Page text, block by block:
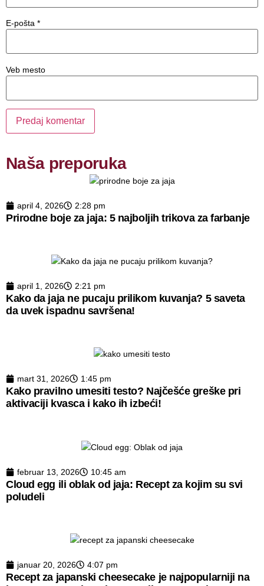
E-pošta *
Veb mesto
Naša preporuka
april 4, 2026 2:28 pm
Prirodne boje za jaja: 5 najboljih trikova za farbanje
april 1, 2026 2:21 pm
Kako da jaja ne pucaju prilikom kuvanja? 5 saveta
da uvek ispadnu savršena!
mart 31, 2026 1:45 pm
Kako pravilno umesiti testo? Najčešće greške pri
aktivaciji kvasca i kako ih izbeći!
februar 13, 2026 10:45 am
Cloud egg ili oblak od jaja: Recept za kojim su svi
poludeli
januar 20, 2026 4:07 pm
Recept za japanski cheesecake je najpopularniji na